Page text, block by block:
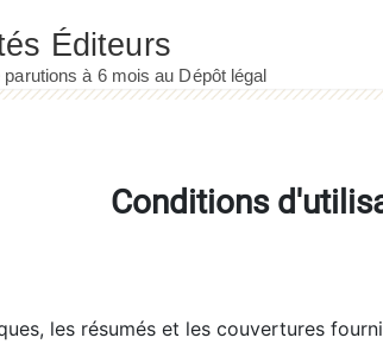
Conditions
les résumés et les couvertures